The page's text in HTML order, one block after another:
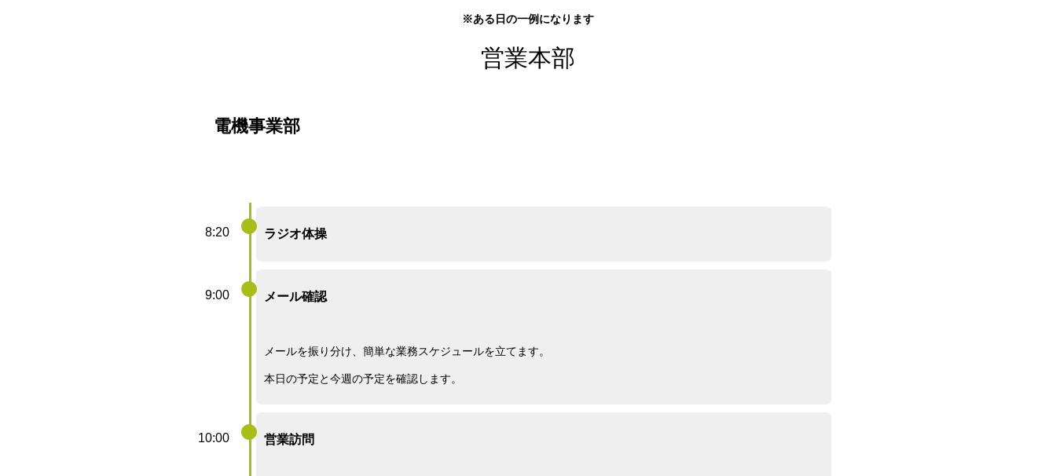
※ある日の一例になります
営業本部
電機事業部
8:20 ラジオ体操
9:00 メール確認
メールを振り分け、簡単な業務スケジュールを立てます。
本日の予定と今週の予定を確認します。
10:00 営業訪問